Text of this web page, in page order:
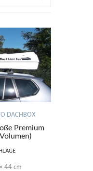
DACHBOX
Premium
44 cm